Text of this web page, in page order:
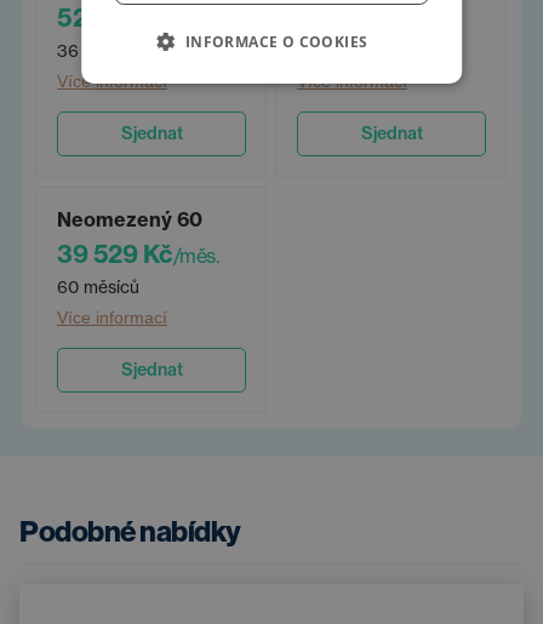
52 644 Kč
36 měsíců
Více informací
Sjednat
48 měsíců
Více informací
Sjednat
Neomezený 60
39 529 Kč/měs.
60 měsíců
Více informací
Sjednat
Podobné nabídky
INFORMACE O COOKIES